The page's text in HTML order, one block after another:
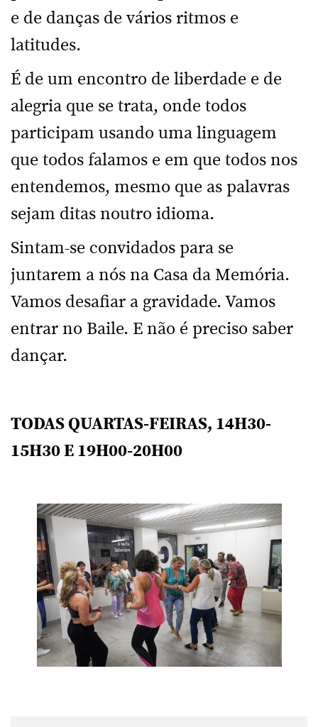
e de danças de vários ritmos e
latitudes.
É de um encontro de liberdade e de
alegria que se trata, onde todos
participam usando uma linguagem
que todos falamos e em que todos nos
entendemos, mesmo que as palavras
sejam ditas noutro idioma.
Sintam-se convidados para se
juntarem a nós na Casa da Memória.
Vamos desafiar a gravidade. Vamos
entrar no Baile. E não é preciso saber
dançar.
TODAS QUARTAS-FEIRAS, 14H30-
15H30 E 19H00-20H00